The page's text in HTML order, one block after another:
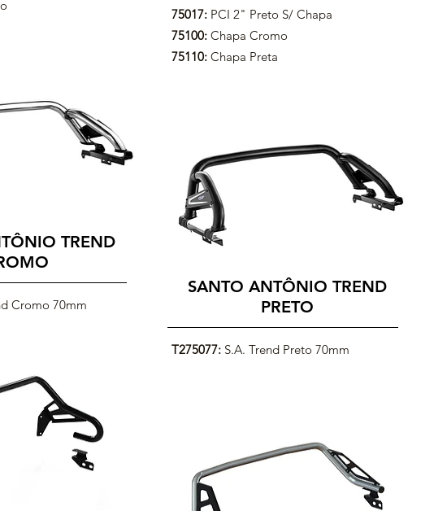
TREND
Cromo 70mm
75017:PCI 2" Preto S/ Chapa
75100: Chapa Cromo
75110: Chapa Preta
SANTO ANTÔNIO TREND
PRETO
T275077:S.A. Trend Preto 70mm